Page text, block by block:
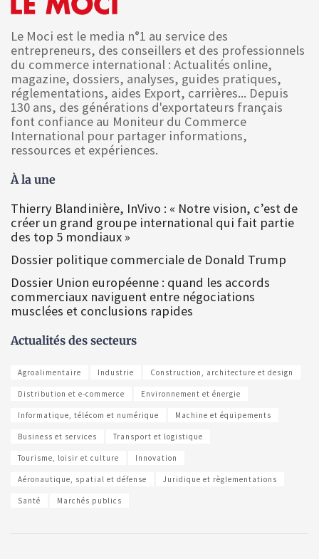
Le Moci est le media n°1 au service des
entrepreneurs, des conseillers et des professionnels
du commerce international : Actualités online,
magazine, dossiers, analyses, guides pratiques,
réglementations, aides Export, carrières... Depuis
130 ans, des générations d'exportateurs français
font confiance au Moniteur du Commerce
International pour partager informations,
ressources et expériences.
À la une
Thierry Blandinière, InVivo : « Notre vision, c’est de
créer un grand groupe international qui fait partie
des top 5 mondiaux »
Dossier politique commerciale de Donald Trump
Dossier Union européenne : quand les accords
commerciaux naviguent entre négociations
musclées et conclusions rapides
Actualités des secteurs
Agroalimentaire Industrie Construction, architecture et design
Distribution et e-commerce Environnement et énergie
Informatique, télécom et numérique Machine et équipements
Business et services Transport et logistique
Tourisme, loisir et culture Innovation
Aéronautique, spatial et défense Juridique et règlementations
Santé Marchés publics